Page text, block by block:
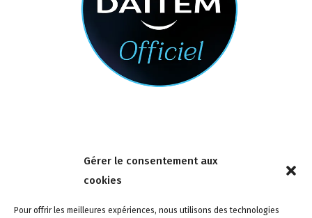
Gérer le consentement aux
cookies
Pour offrir les meilleures expériences, nous utilisons des technologies
4 rue de la Tour 85150 Les Achards